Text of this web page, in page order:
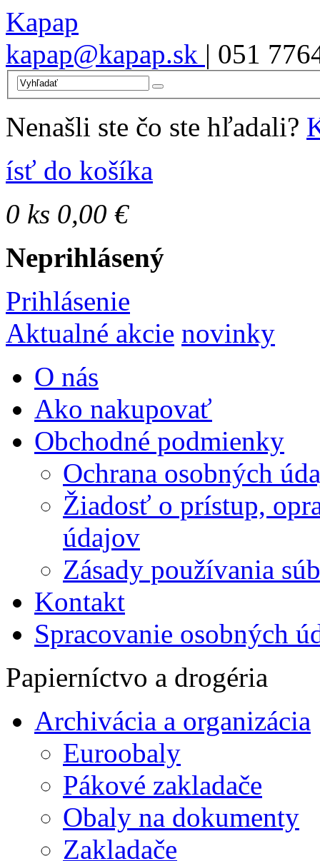
Kapap
kapap@kapap.sk | 051
Nenašli ste čo ste hľadali?
ísť do košíka
0 ks 0,00 €
Neprihlásený
Prihlásenie
Aktualné akcie novinky
O nás
Ako nakupovať
Obchodné podmienky
Ochrana osobných
Žiadosť o prístup,
údajov
Zásady používania
Kontakt
Spracovanie osobných
Papierníctvo a drogéria
Archivácia a organizácia
Euroobaly
Pákové zakladače
Obaly na dokumenty
Zakladače